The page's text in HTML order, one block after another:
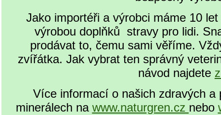
Jako importéři a výrobci máme 10
výrobou doplňků stravy pro lidi.
prodávat to, čemu sami věříme.
zvířátka. Jak vybrat ten správný
návod najdete
Více informací o našich zdravých
minerálech na www.naturgren.cz nebo